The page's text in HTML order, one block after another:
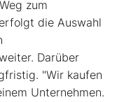
zum
die Auswahl
Darüber
"Wir kaufen
Unternehmen.